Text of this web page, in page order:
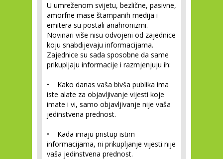
U umreženom svijetu, bezlične, pasivne,
amorfne mase štampanih medija i
emitera su postali anahronizmi.
Novinari više nisu odvojeni od zajednice
koju snabdijevaju informacijama.
Zajednice su sada sposobne da same
prikupljaju informacije i razmjenjuju ih:
• Kako danas vaša bivša publika ima
iste alate za objavljivanje vijesti koje
imate i vi, samo objavljivanje nije vaša
jedinstvena prednost.
• Kada imaju pristup istim
informacijama, ni prikupljanje vijesti nije
vaša jedinstvena prednost.